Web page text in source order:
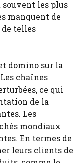
les plus
manquent de
de telles
domino sur la
chaînes
ce qui
de la
Les
mondiaux
En termes de
leurs clients de